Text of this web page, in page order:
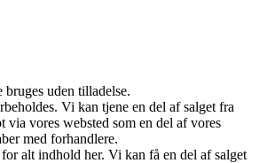
uden tilladelse.
Vi kan tjene en del af salget fra
via vores websted som en del af vores
med forhandlere.
alt indhold her. Vi kan få en del af salget